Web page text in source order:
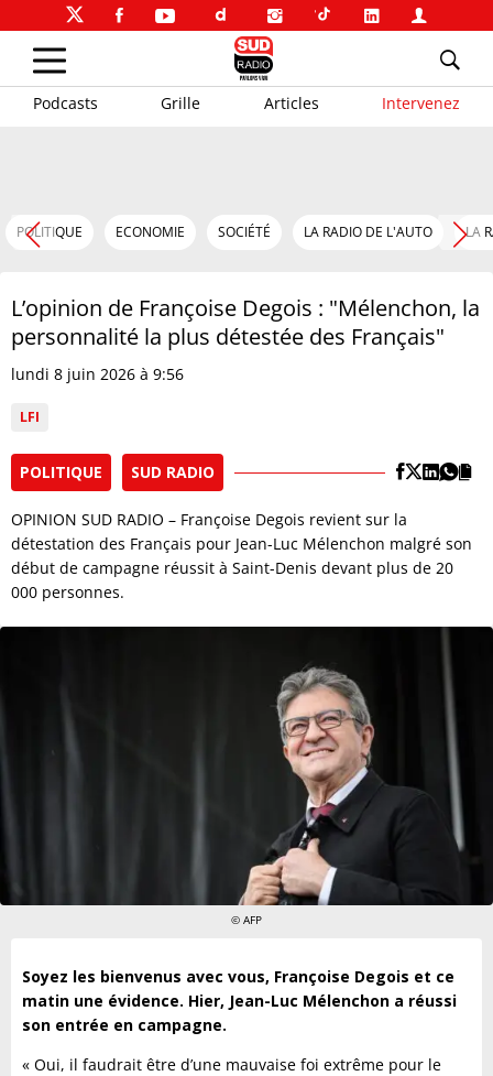
Podcasts Grille Articles Intervenez
POLITIQUE ECONOMIE SOCIÉTÉ LA RADIO DE L'AUTO LA
L’opinion de Françoise Degois : "Mélenchon, la
personnalité la plus détestée des Français"
lundi 8 juin 2026 à 9:56
LFI
POLITIQUE SUD RADIO
OPINION SUD RADIO – Françoise Degois revient sur la
détestation des Français pour Jean-Luc Mélenchon malgré son
début de campagne réussit à Saint-Denis devant plus de 20
000 personnes.
© AFP
Soyez les bienvenus avec vous, Françoise Degois et ce
matin une évidence. Hier, Jean-Luc Mélenchon a réussi
son entrée en campagne.
« Oui, il faudrait être d’une mauvaise foi extrême pour le